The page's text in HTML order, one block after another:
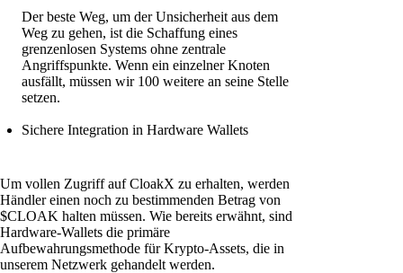
Der beste Weg, um der Unsicherheit aus dem
Weg zu gehen, ist die Schaffung eines
grenzenlosen Systems ohne zentrale
Angriffspunkte. Wenn ein einzelner Knoten
ausfällt, müssen wir 100 weitere an seine Stelle
setzen.
Sichere Integration in Hardware Wallets
Um vollen Zugriff auf CloakX zu erhalten, werden
Händler einen noch zu bestimmenden Betrag von
$CLOAK halten müssen. Wie bereits erwähnt, sind
Hardware-Wallets die primäre
Aufbewahrungsmethode für Krypto-Assets, die in
unserem Netzwerk gehandelt werden.